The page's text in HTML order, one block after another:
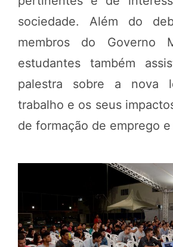
sociedade. Além do
membros do Governo
estudantes também
palestra sobre a nova
trabalho e os seus
de formação de emprego e